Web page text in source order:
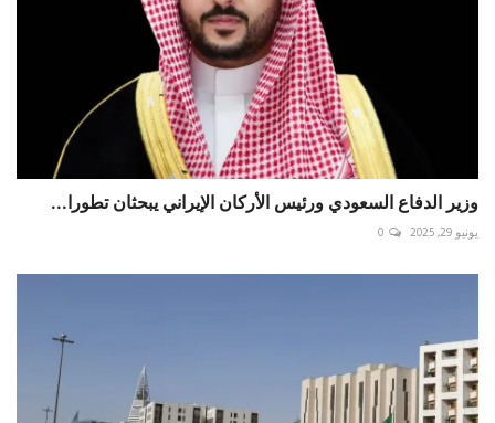
وزير الدفاع السعودي ورئيس الأركان الإيراني يبحثان تطورا...
يونيو 29, 2025 0